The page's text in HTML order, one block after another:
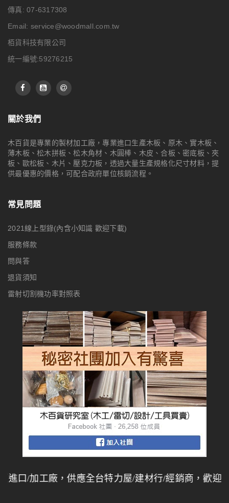
傳真: 07-6317308
Email: service@woodmall.com.tw
栢貨科技有限公司
統一編號:59276215
關於我們
木百貨是專業的製材加工廠，專業進口生產木板、原木、實木板、
薄木板、松木拼板、松木角材、木圓棒、木皮、合板、密底板、夾
板、歐松板、木片、壓克力板，透過大量生產規格化尺寸材料，提
供最優惠的價格，可配合政府單位核銷流程。
常見問題
2021線上型錄(內含小知識 歡迎下載)
服務條款
問與答
退貨須知
雷射切割機功率對照表
/加工廠，供應全台特力屋/建材行/經銷商，歡迎同業